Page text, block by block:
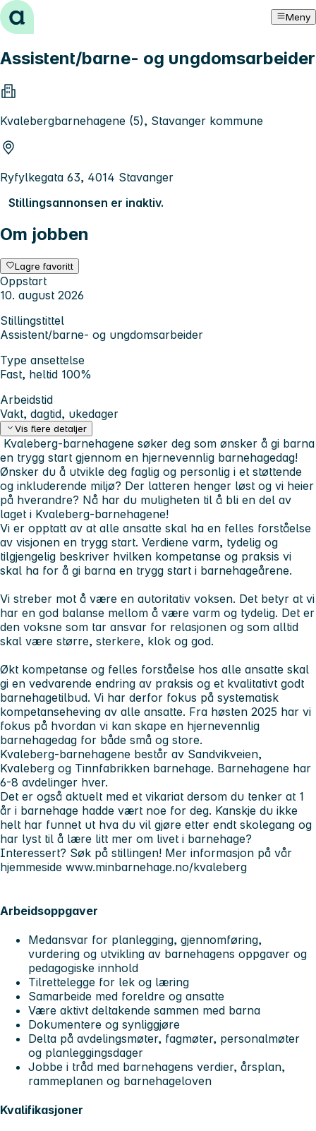
Hopp til innhold Meny
Assistent/barne- og ungdomsarbeider
Kvalebergbarnehagene (5), Stavanger kommune
Ryfylkegata 63, 4014 Stavanger
Stillingsannonsen er inaktiv.
Om jobben
Lagre favoritt
Oppstart
10. august 2026
Stillingstittel
Assistent/barne- og ungdomsarbeider
Type ansettelse
Fast, heltid 100%
Arbeidstid
Vakt, dagtid, ukedager
Vis flere detaljer
Kvaleberg-barnehagene søker deg som ønsker å gi barna
en trygg start gjennom en hjernevennlig barnehagedag!
Ønsker du å utvikle deg faglig og personlig i et støttende
og inkluderende miljø? Der latteren henger løst og vi heier
på hverandre? Nå har du muligheten til å bli en del av
laget i Kvaleberg-barnehagene!
Vi er opptatt av at alle ansatte skal ha en felles forståelse
av visjonen en trygg start. Verdiene varm, tydelig og
tilgjengelig beskriver hvilken kompetanse og praksis vi
skal ha for å gi barna en trygg start i barnehageårene.
Vi streber mot å være en autoritativ voksen. Det betyr at vi
har en god balanse mellom å være varm og tydelig. Det er
den voksne som tar ansvar for relasjonen og som alltid
skal være større, sterkere, klok og god.
Økt kompetanse og felles forståelse hos alle ansatte skal
gi en vedvarende endring av praksis og et kvalitativt godt
barnehagetilbud. Vi har derfor fokus på systematisk
kompetanseheving av alle ansatte. Fra høsten 2025 har vi
fokus på hvordan vi kan skape en hjernevennlig
barnehagedag for både små og store.
Kvaleberg-barnehagene består av Sandvikveien,
Kvaleberg og Tinnfabrikken barnehage. Barnehagene har
6-8 avdelinger hver.
Det er også aktuelt med et vikariat dersom du tenker at 1
år i barnehage hadde vært noe for deg. Kanskje du ikke
helt har funnet ut hva du vil gjøre etter endt skolegang og
har lyst til å lære litt mer om livet i barnehage?
Interessert? Søk på stillingen! Mer informasjon på vår
hjemmeside www.minbarnehage.no/kvaleberg
Arbeidsoppgaver
Medansvar for planlegging, gjennomføring,
vurdering og utvikling av barnehagens oppgaver og
pedagogiske innhold
Tilrettelegge for lek og læring
Samarbeide med foreldre og ansatte
Være aktivt deltakende sammen med barna
Dokumentere og synliggjøre
Delta på avdelingsmøter, fagmøter, personalmøter
og planleggingsdager
Jobbe i tråd med barnehagens verdier, årsplan,
rammeplanen og barnehageloven
Kvalifikasjoner